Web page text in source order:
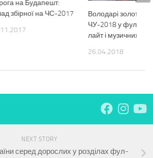
на Будапешт:
збірної на ЧС-2017
Володарі золота
ЧУ-2018 у фул, К-1,
лайт і музичних
26.04.2018
NEXT STORY
серед дорослих у розділах фул-